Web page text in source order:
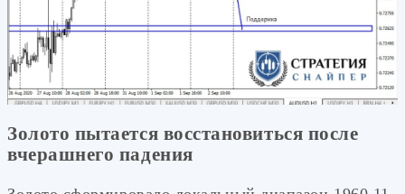
Золото пытается восстановиться после
вчерашнего падения